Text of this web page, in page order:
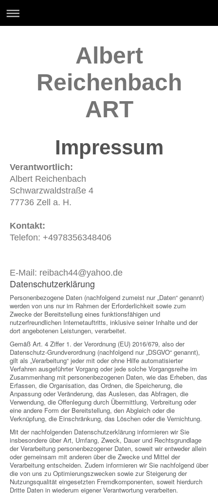
Albert
Reichenbach
ART
Impressum
Verantwortlich:
Albert Reichenbach
Schwarzwaldstraße 4
77736 Zell a. H.
Kontakt:
Telefon: +4978356348406
E-Mail: reibach44@yahoo.de
Datenschutzerklärung
Personenbezogene Daten (nachfolgend zumeist nur „Daten“ genannt)
werden von uns nur im Rahmen der Erforderlichkeit sowie zum
Zwecke der Bereitstellung eines funktionsfähigen und
nutzerfreundlichen Internetauftritts, inklusive seiner Inhalte und der
dort angebotenen Leistungen, verarbeitet.
Gemäß Art. 4 Ziffer 1. der Verordnung (EU) 2016/679, also der
Datenschutz-Grundverordnung (nachfolgend nur „DSGVO“ genannt),
gilt als „Verarbeitung“ jeder mit oder ohne Hilfe automatisierter
Verfahren ausgeführter Vorgang oder jede solche Vorgangsreihe im
Zusammenhang mit personenbezogenen Daten, wie das Erheben, das
Erfassen, die Organisation, das Ordnen, die Speicherung, die
Anpassung oder Veränderung, das Auslesen, das Abfragen, die
Verwendung, die Offenlegung durch Übermittlung, Verbreitung oder
eine andere Form der Bereitstellung, den Abgleich oder die
Verknüpfung, die Einschränkung, das Löschen oder die Vernichtung.
Mit der nachfolgenden Datenschutzerklärung informieren wir Sie
insbesondere über Art, Umfang, Zweck, Dauer und Rechtsgrundlage
der Verarbeitung personenbezogener Daten, soweit wir entweder allein
oder gemeinsam mit anderen über die Zwecke und Mittel der
Verarbeitung entscheiden. Zudem informieren wir Sie nachfolgend über
die von uns zu Optimierungszwecken sowie zur Steigerung der
Nutzungsqualität eingesetzten Fremdkomponenten, soweit hierdurch
Dritte Daten in wiederum eigener Verantwortung verarbeiten.